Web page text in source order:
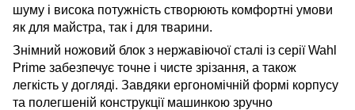
шуму і висока потужність створюють комфортні умови
як для майстра, так і для тварини.
Знімний ножовий блок з нержавіючої сталі із серії Wahl
Prime забезпечує точне і чисте зрізання, а також
легкість у догляді. Завдяки ергономічній формі корпусу
та полегшеній конструкції машинкою зручно